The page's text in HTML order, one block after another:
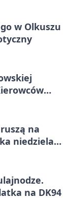
w Olkuszu
na
niedziela
na DK94